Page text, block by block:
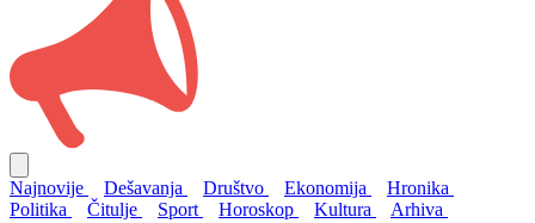
Najnovije Dešavanja Društvo Ekonomija
Hronika
Politika
Čitulje Sport Horoskop Kultura
Arhiva